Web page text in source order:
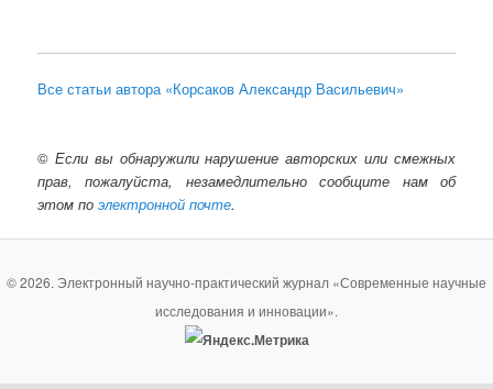
Все статьи автора «Корсаков Александр Васильевич»
© Если вы обнаружили нарушение авторских или смежных
прав, пожалуйста, незамедлительно сообщите нам об
этом поэлектронной почте.
© 2026. Электронный научно-практический журнал «Современные научные
исследования и инновации».